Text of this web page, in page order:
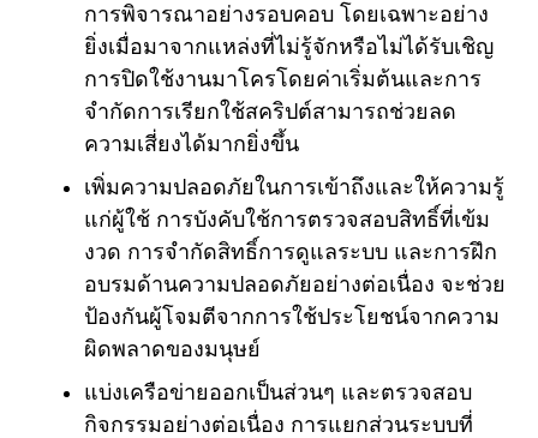
การพิจารณาอย่างรอบคอบ โดยเฉพาะอย่าง
ยิ่งเมื่อมาจากแหล่งที่ไม่รู้จักหรือไม่ได้รับเชิญ
การปิดใช้งานมาโครโดยค่าเริ่มต้นและการ
จำกัดการเรียกใช้สคริปต์สามารถช่วยลด
ความเสี่ยงได้มากยิ่งขึ้น
เพิ่มความปลอดภัยในการเข้าถึงและให้ความรู้
แก่ผู้ใช้ การบังคับใช้การตรวจสอบสิทธิ์ที่เข้ม
งวด การจำกัดสิทธิ์การดูแลระบบ และการฝึก
อบรมด้านความปลอดภัยอย่างต่อเนื่อง จะช่วย
ป้องกันผู้โจมตีจากการใช้ประโยชน์จากความ
ผิดพลาดของมนุษย์
แบ่งเครือข่ายออกเป็นส่วนๆ และตรวจสอบ
กิจกรรมอย่างต่อเนื่อง การแยกส่วนระบบที่